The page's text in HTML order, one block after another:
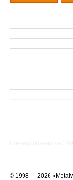
© 1998 — 2026